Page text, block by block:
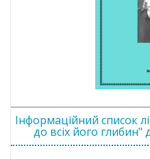
Інформаційний список
до всіх його глибин"